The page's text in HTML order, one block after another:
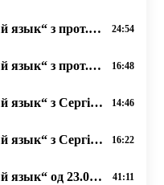
“Живый русинськый язык“ з прот. Димитрием Сидором та Оленов Копинець-Барта од 24.11.2019 24:54
“Живый русинськый язык“ з прот. ДИМИТРІЄМ СИДОРОМ од 15.11.2019 16:48
“Живый русинськый язык“ з Сергієм Тудовші од 07.10.2019 14:46
“Живый русинськый язык“ з Сергієм Тудовші од 10.10.2019, Ч. 2 16:22
“Живый русинськый язык“ од 23.08.2019 41:11